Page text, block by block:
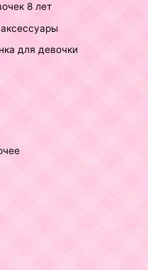
8 лет
для девочки